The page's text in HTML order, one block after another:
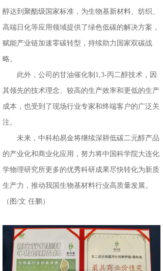
醇达到聚酯级国家标准，为生物基新材料、纺织、
高端日化等应用领域提供了绿色低碳的解决方案，
赋能产业链加速零碳转型，持续助力国家双碳战
略。
此外，公司的甘油催化制1,3-丙二醇技术，因
其领先的技术理念、较高的生产效率和更低的生产
成本，也受到了现场行业专家和终端客户的广泛关
注。
未来，中科柏易金将继续深耕低碳二元醇产品
的产业化和商业化应用，努力将中国科学院大连化
学物理研究所更多的优秀科研成果尽快转化为新质
生产力，推动我国生物基材料行业高质量发展。
（图/文 任鹏）